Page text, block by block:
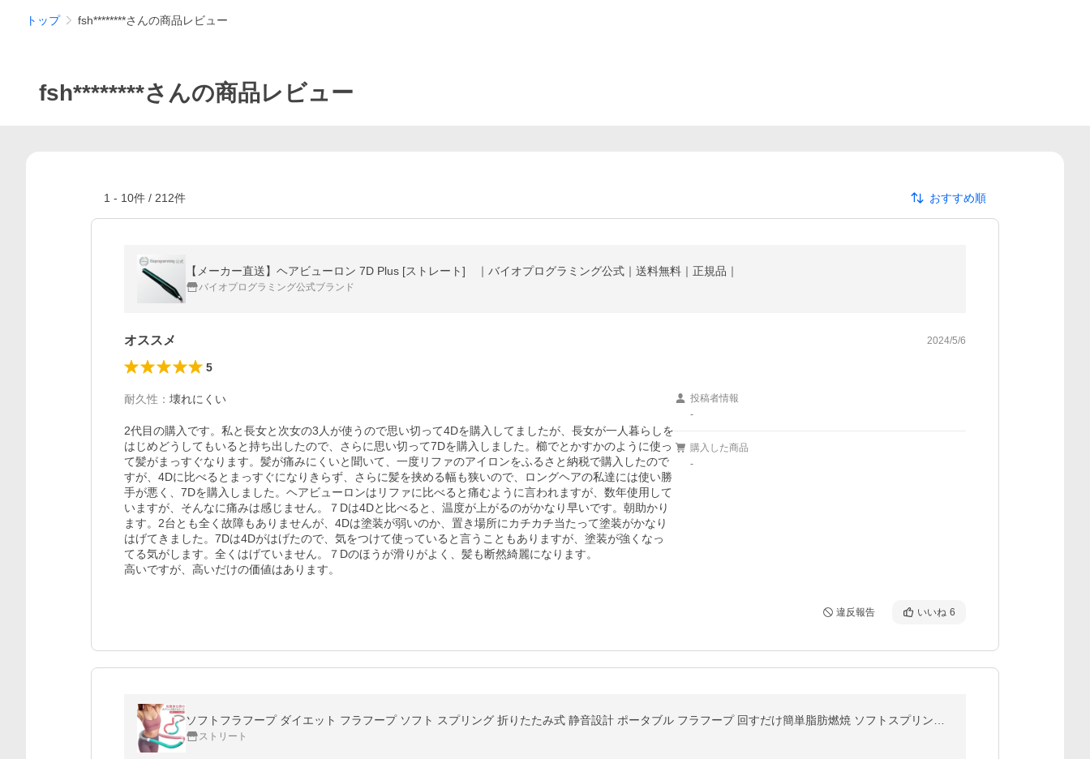
トップ fsh********さんの商品レビュー
fsh********さんの商品レビュー
1 - 10件 / 212件 おすすめ順
【メーカー直送】ヘアビューロン 7D Plus [ストレート] ｜バイオプログラミング公式｜送料無料｜正規品｜
バイオプログラミング公式ブランド
オススメ 2024/5/6
5
耐久性 ： 壊れにくい
2代目の購入です。私と長女と次女の3人が使うので思い切って4Dを購入してましたが、長女が一人暮らしを
はじめどうしてもいると持ち出したので、さらに思い切って7Dを購入しました。櫛でとかすかのように使っ
て髪がまっすぐなります。髪が痛みにくいと聞いて、一度リファのアイロンをふるさと納税で購入したので
すが、4Dに比べるとまっすぐになりきらず、さらに髪を挟める幅も狭いので、ロングヘアの私達には使い勝
手が悪く、7Dを購入しました。ヘアビューロンはリファに比べると痛むように言われますが、数年使用して
いますが、そんなに痛みは感じません。７Dは4Dと比べると、温度が上がるのがかなり早いです。朝助かり
ます。2台とも全く故障もありませんが、4Dは塗装が弱いのか、置き場所にカチカチ当たって塗装がかなり
はげてきました。7Dは4Dがはげたので、気をつけて使っていると言うこともありますが、塗装が強くなっ
てる気がします。全くはげていません。７Dのほうが滑りがよく、髪も断然綺麗になります。
高いですが、高いだけの価値はあります。
投稿者情報
-
購入した商品
-
違反報告 いいね 6
ストリート